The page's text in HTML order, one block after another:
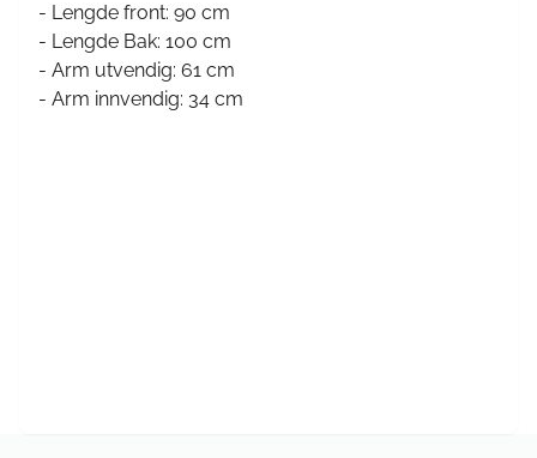
- Lengde front: 90 cm
- Lengde Bak: 100 cm
- Arm utvendig: 61 cm
- Arm innvendig: 34 cm